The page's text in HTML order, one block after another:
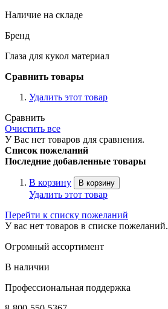
Наличие на складе
Бренд
Глаза для кукол материал
Сравнить товары
Удалить этот товар
Сравнить
Очистить все
У Вас нет товаров для сравнения.
Список пожеланий
Последние добавленные товары
В корзину В корзину
Удалить этот товар
Перейти к списку пожеланий
У вас нет товаров в списке пожеланий.
Огромный ассортимент
В наличии
Профессиональная поддержка